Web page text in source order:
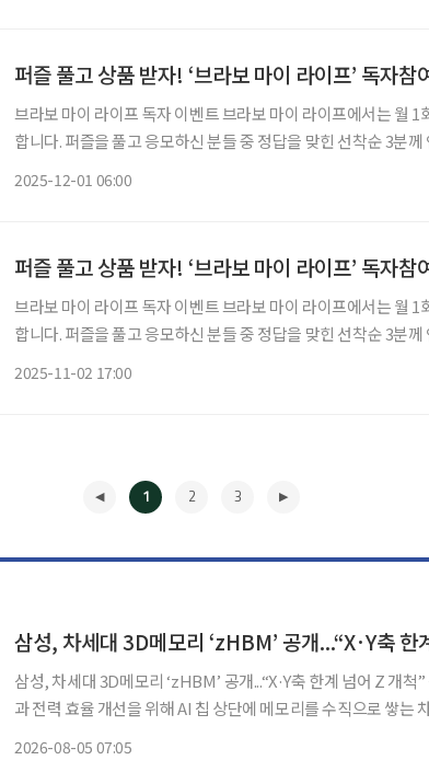
퍼즐 풀고 상품 받자! ‘브라보 마이 라이프’ 독자참
브라보 마이 라이프 독자 이벤트 브라보 마이 라이프에서는 월 1회 가로세로 낱말퍼즐을 연재
합니다. 퍼즐을 풀고 응모하신 분들 중 정답을 맞힌 선착순 3분
2025-12-01 06:00
퍼즐 풀고 상품 받자! ‘브라보 마이 라이프’ 독자참
브라보 마이 라이프 독자 이벤트 브라보 마이 라이프에서는 월 1회 가로세로 낱말퍼즐을 연재
합니다. 퍼즐을 풀고 응모하신 분들 중 정답을 맞힌 선착순 3분
2025-11-02 17:00
1 2 3
삼성, 차세대 3D메모리 ‘zHBM’ 공개...“X·Y축 한
삼성, 차세대 3D메모리 ‘zHBM’ 공개...“X·Y축 한계 넘어 Z 개척” 삼성전자가 AI 반도체 성능
과 전력 효율 개선을 위해 AI 칩 상단에 메모리를 수직으로 쌓는
2026-08-05 07:05